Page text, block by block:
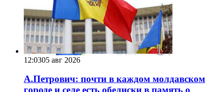
12:0305 авг 2026
А.Петрович: почти в каждом молдавском
городе и селе есть обелиски в память о